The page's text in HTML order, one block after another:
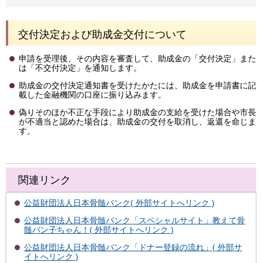
交付決定および助成金交付について
申請を受理後、その内容を審査して、助成金の「交付決定」また
は「不交付決定」を通知します。
助成金の交付決定通知書を受けたかたには、助成金を申請書に記
載した金融機関の口座に振り込みます。
偽りそのほか不正な手段により助成金の支給を受けた場合や市長
が不適当と認めた場合は、助成金の交付を取消し、返還を命じま
す。
関連リンク
公益財団法人日本骨髄バンク( 外部サイトへリンク )
公益財団法人日本骨髄バンク「スペシャルサイト」教えて骨
髄バン子ちゃん！( 外部サイトへリンク )
公益財団法人日本骨髄バンク「ドナー登録の流れ」( 外部サ
イトへリンク )